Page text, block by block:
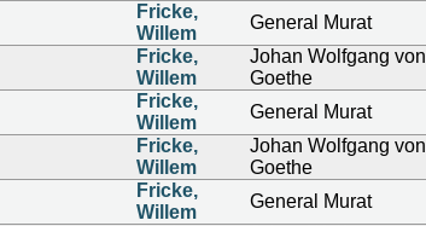
Fricke,
Willem
General Murat
Fricke,
Willem
Johan Wolfgang von
Goethe
Fricke,
Willem
General Murat
Fricke,
Willem
Johan Wolfgang von
Goethe
Fricke,
Willem
General Murat